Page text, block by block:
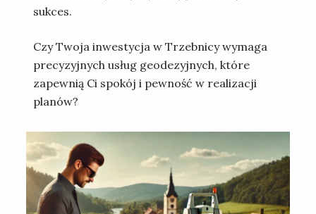
sukces.
Czy Twoja inwestycja w Trzebnicy wymaga
precyzyjnych usług geodezyjnych, które
zapewnią Ci spokój i pewność w realizacji
planów?